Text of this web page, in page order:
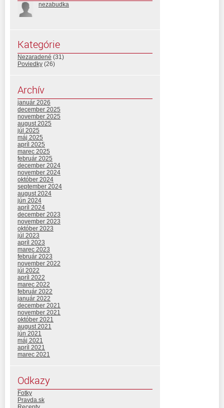
nezabudka
Kategórie
Nezaradené (31)
Poviedky (26)
Archív
január 2026
december 2025
november 2025
august 2025
júl 2025
máj 2025
apríl 2025
marec 2025
február 2025
december 2024
november 2024
október 2024
september 2024
august 2024
jún 2024
apríl 2024
december 2023
november 2023
október 2023
júl 2023
apríl 2023
marec 2023
február 2023
november 2022
júl 2022
apríl 2022
marec 2022
február 2022
január 2022
december 2021
november 2021
október 2021
august 2021
jún 2021
máj 2021
apríl 2021
marec 2021
Odkazy
Fotky
Pravda.sk